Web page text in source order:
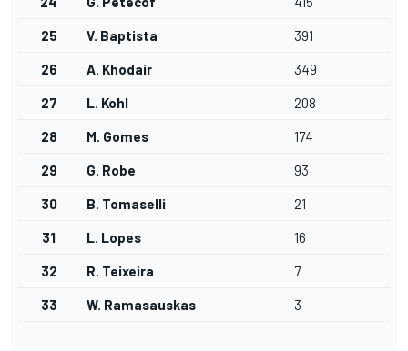
25 V. Baptista 391
26 A. Khodair 349
27 L. Kohl 208
28 M. Gomes 174
29 G. Robe 93
30 B. Tomaselli 21
31 L. Lopes 16
32 R. Teixeira 7
33 W. Ramasauskas 3